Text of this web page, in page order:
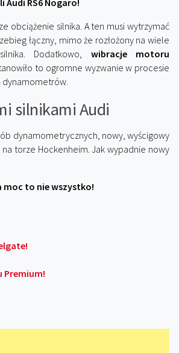
RS6 Nogaro!
obciążenie silnika. A ten musi wytrzymać
łączny, mimo że rozłożony na wiele
Dodatkowo, wibracje motoru
to ogromne wyzwanie w procesie
dynamometrów.
silnikami Audi
dynamometrycznych, nowy, wyścigowy
torze Hockenheim. Jak wypadnie nowy
moc to nie wszystko!
Premium!